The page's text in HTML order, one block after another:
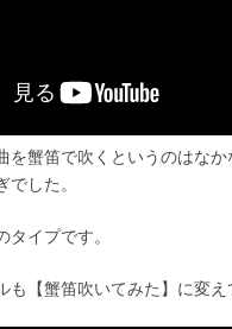
を蟹笛で吹くというのはな
した。
イプです。
も【蟹笛吹いてみた】に変え